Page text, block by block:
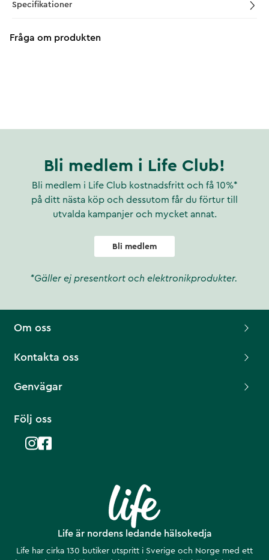
Specifikationer
Fråga om produkten
Bli medlem i Life Club!
Bli medlem i Life Club kostnadsfritt och få 10%*
på ditt nästa köp och dessutom får du förtur till
utvalda kampanjer och mycket annat.
Bli medlem
*Gäller ej presentkort och elektronikprodukter.
Life är nordens ledande hälsokedja
Life har cirka 130 butiker utspritt i Sverige och Norge med ett
Om oss
Kontakta oss
Genvägar
Följ oss